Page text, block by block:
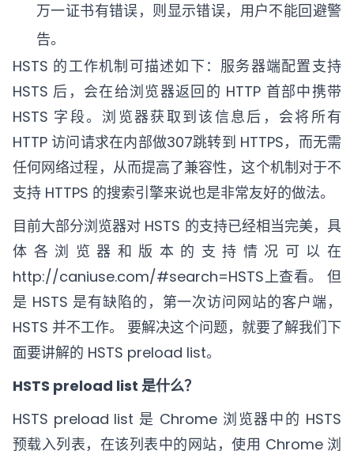
万一证书有错误，则显示错误，用户不能回避警
告。
HSTS 的工作机制可描述如下：服务器端配置支持
HSTS 后，会在给浏览器返回的 HTTP 首部中携带
HSTS 字段。浏览器获取到该信息后，会将所有
HTTP 访问请求在内部做307跳转到 HTTPS，而无需
任何网络过程，从而提高了兼容性，这个机制对于不
支持 HTTPS 的搜索引擎来说也是非常友好的做法。
目前大部分浏览器对 HSTS 的支持已经相当完美，具
体各浏览器和版本的支持情况可以在
http://caniuse.com/#search=HSTS上查看。 但
是 HSTS 是有缺陷的，第一次访问网站的客户端，
HSTS 并不工作。 要解决这个问题，就要了解我们下
面要讲解的 HSTS preload list。
HSTS preload list 是什么？
HSTS preload list 是 Chrome 浏览器中的 HSTS
预载入列表，在该列表中的网站，使用 Chrome 浏